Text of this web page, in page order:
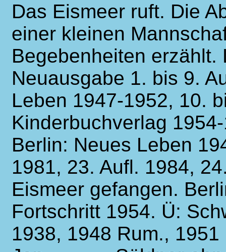
Das Eismeer ruft. Die
einer kleinen
Begebenheiten
Neuausgabe 1. bis 9.
Leben 1947-1952, 10.
Kinderbuchverlag
Berlin: Neues Leben
1981, 23. Aufl. 1984,
Eismeer gefangen.
Fortschritt 1954. Ü:
1938, 1948 Rum.,